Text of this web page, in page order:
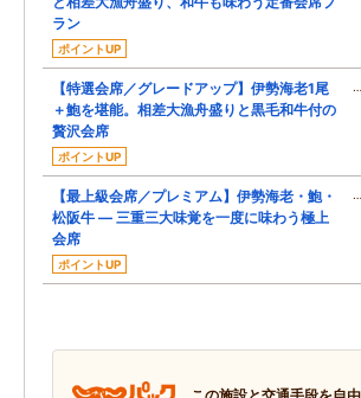
ラン
ポイントUP
【特選会席／グレードアップ】伊勢海老1尾
＋鮑を堪能。相差大漁舟盛りと黒毛和牛付の
贅沢会席
ポイントUP
【最上級会席／プレミアム】伊勢海老・鮑・
松阪牛 ― 三重三大味覚を一度に味わう極上
会席
ポイントUP